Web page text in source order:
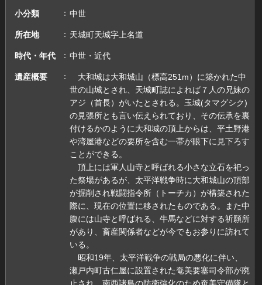
小分類 中世
所在地 天城町天城字上名道
時代・年代 中世・近代
遺産概要
大和城は大和城山（標高251m）に築かれた中
世の山城とされ、天城町誌によれば７人の兄妹の
アジ（首長）がいたとされる。玉城(タマグシク)
の見張所とも言い伝えられており、その伝承を裏
付けるかのように大和城の頂上からは、平土野港
や湾屋港などの要所を含む一帯が眼下に見下ろす
ことができる。
頂上には軍人山寺と呼ばれる小さな立石を祀っ
た祭場があるが、太平洋戦争時に大和城山の頂部
が掘削され戦闘指令所（トーチカ）が構築された
際に、現在の位置に移されたものである。また中
腹には山寺と呼ばれる、牛馬などに対する祈願所
があり、畜産関係者などが今でもお参りに訪れて
いる。
昭和19年、太平洋戦争の戦局の悪化に伴い、
瀬戸内町古仁屋に設置された奄美要塞司令部が廃
止され、南西諸島の防衛強化のため奄美守備隊と